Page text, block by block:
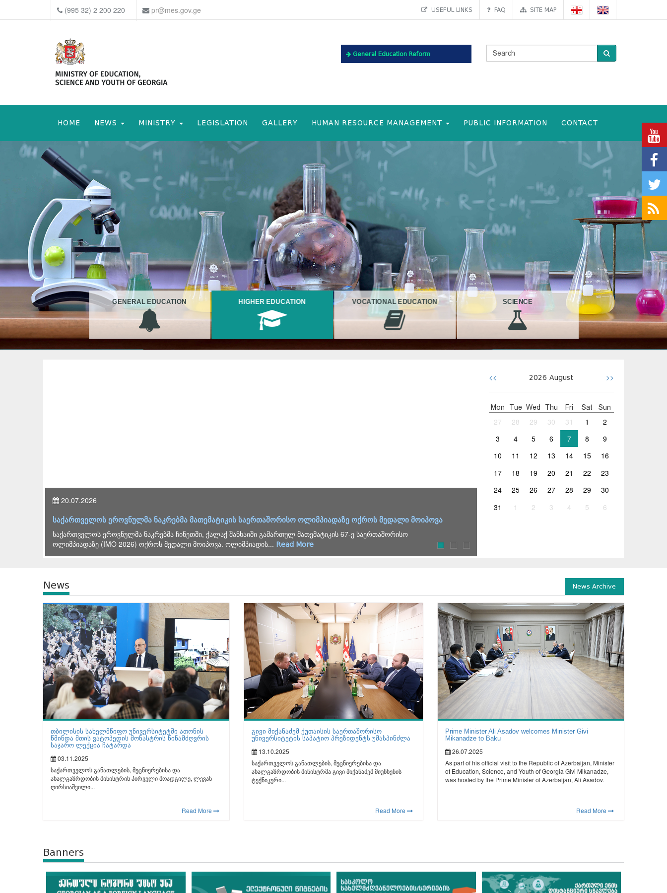
(995 32) 2 200 220 pr@mes.gov.ge USEFUL LINKS FAQ SITE MAP
General Education Reform
HOME NEWS MINISTRY LEGISLATION GALLERY HUMAN RESOURCE MANAGEMENT PUBLIC INFORMATION CONTACT
GENERAL EDUCATION HIGHER EDUCATION VOCATIONAL EDUCATION SCIENCE
ოქროს მედალი მოიპოვა
ე საერთაშორისო
ლევან ღირსიაშვილის ხელმძღვანელობით 2026 წლის გამოცდების საორგანიზაციო ჯგუფის სხდომა გაიმართა
2026 წლის გამოცდების ორგანიზებასთან დაკავშირებული საკითხების განხილვის მიზნით საორგანიზაციო
ჯგუფის სხდომა გაიმართა, რომელსაც საქართველოს...
16.04.2026
ინკლუზიურ განათლებაზე
<< 2026 August >>
Mon Tue Wed Thu Fri Sat Sun
27 28 29 30 31 1
2
3
4 5 6 7 8
9
10
11 12 13 14 15
16
17
18 19 20 21 22
23
24
25 26 27 28 29
30
31
1 2 3 4 5 6
News News Archive
თბილისის სახელმწიფო უნივერსიტეტში ათონის
წმინდა მთის ვატოპედის მონასტრის წინამძღვრის
საჯარო ლექცია ჩატარდა
03.11.2025
საქართველოს განათლების, მეცნიერებისა და
ახალგაზრდობის მინისტრის პირველი მოადგილე, ლევან
ღირსიაშვილი...
Read More
გივი მიქანაძემ ქუთაისის საერთაშორისო
უნივერსიტეტის საპატიო პრეზიდენტს უმასპინძლა
13.10.2025
საქართველოს განათლების, მეცნიერებისა და
ახალგაზრდობის მინისტრმა გივი მიქანაძემ მიუნხენის
ტექნიკური...
Read More
Prime Minister Ali Asadov welcomes Minister Givi
Mikanadze to Baku
26.07.2025
As part of his official visit to the Republic of Azerbaijan, Minister
of Education, Science, and Youth of Georgia Givi Mikanadze,
was hosted by the Prime Minister of Azerbaijan, Ali Asadov.
Read More
Banners